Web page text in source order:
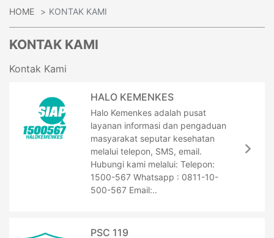
HOME KONTAK KAMI
KONTAK KAMI
Kontak Kami
HALO KEMENKES
Halo Kemenkes adalah pusat
layanan informasi dan pengaduan
masyarakat seputar kesehatan
melalui telepon, SMS, email.
Hubungi kami melalui: Telepon:
1500-567 Whatsapp : 0811-10-
500-567 Email:..
PSC 119